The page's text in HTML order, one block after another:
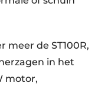
meer de ST100R,
in het
motor,